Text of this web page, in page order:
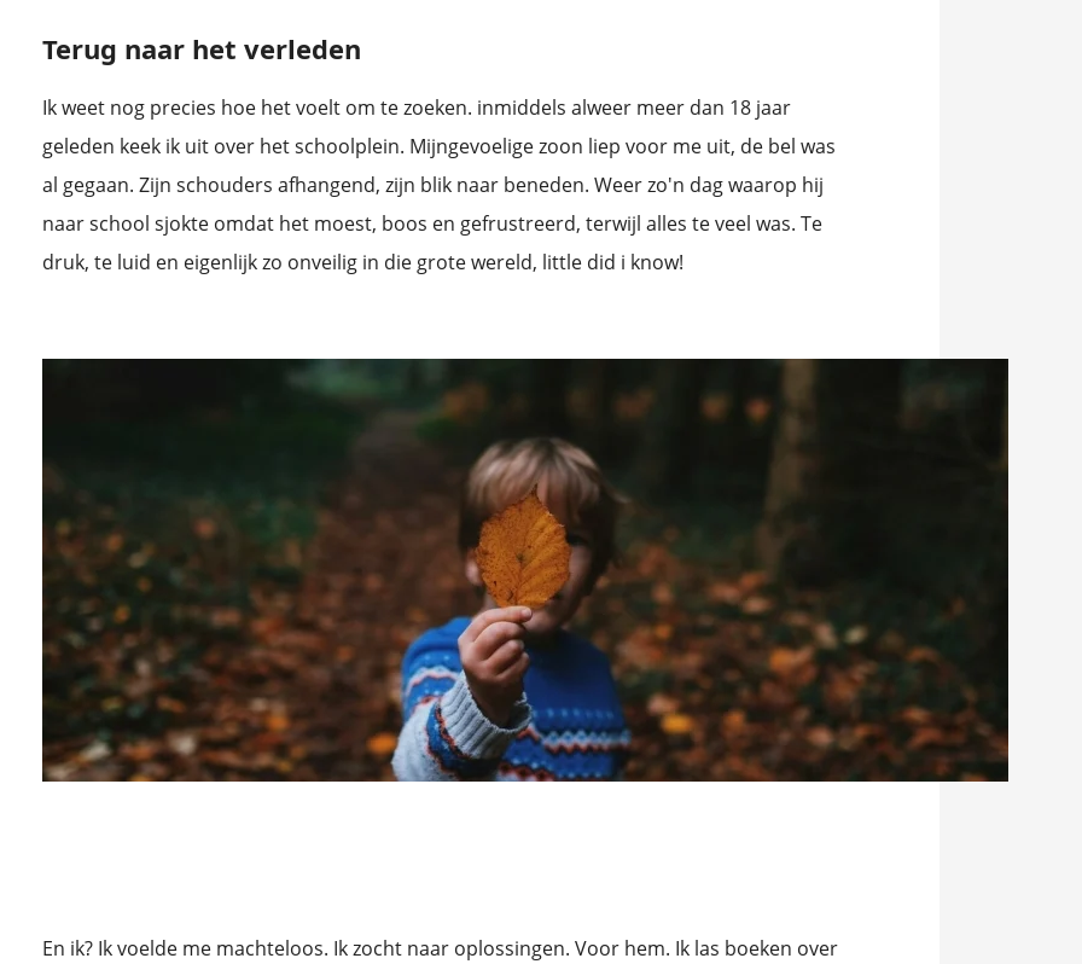
Terug naar het verleden
Ik weet nog precies hoe het voelt om te zoeken. inmiddels alweer meer dan 18 jaar
geleden keek ik uit over het schoolplein. Mijngevoelige zoon liep voor me uit, de bel was
al gegaan. Zijn schouders afhangend, zijn blik naar beneden. Weer zo'n dag waarop hij
naar school sjokte omdat het moest, boos en gefrustreerd, terwijl alles te veel was. Te
druk, te luid en eigenlijk zo onveilig in die grote wereld, little did i know!
En ik? Ik voelde me machteloos. Ik zocht naar oplossingen. Voor hem. Ik las boeken over